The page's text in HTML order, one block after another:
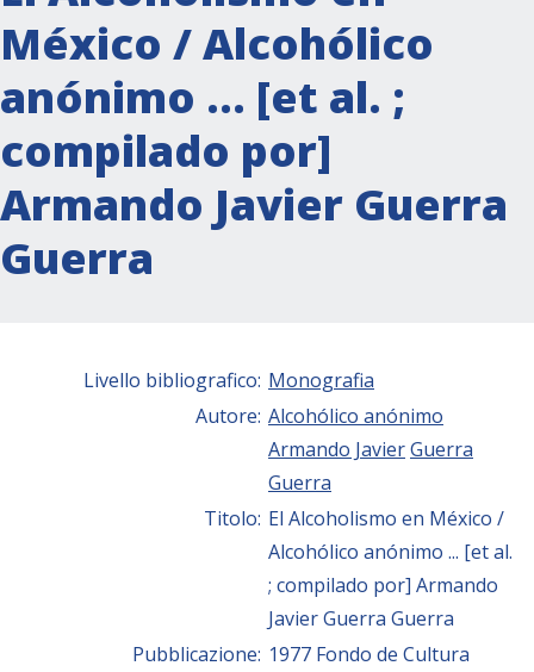
México / Alcohólico
anónimo … [et al. ;
compilado por]
Armando Javier Guerra
Guerra
Livello bibliografico: Monografia
Autore: Alcohólico anónimo
Armando JavierGuerra
Guerra
Titolo: El Alcoholismo en México /
Alcohólico anónimo ... [et al.
; compilado por] Armando
Javier Guerra Guerra
Pubblicazione: 1977 Fondo de Cultura